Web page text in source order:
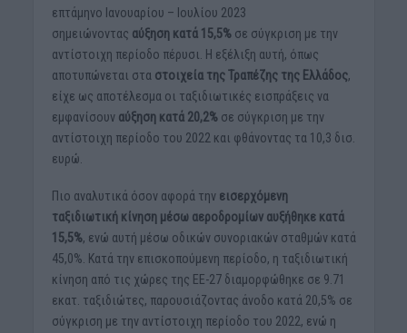
επτάμηνο Ιανουαρίου – Ιουλίου 2023
σημειώνοντας αύξηση κατά 15,5%σε σύγκριση με την
αντίστοιχη περίοδο πέρυσι. Η εξέλιξη αυτή, όπως
αποτυπώνεται στα στοιχεία της Τραπέζης της Ελλάδος,
είχε ως αποτέλεσμα οι ταξιδιωτικές εισπράξεις να
εμφανίσουν αύξηση κατά 20,2%σε σύγκριση με την
αντίστοιχη περίοδο του 2022 και φθάνοντας τα 10,3 δισ.
ευρώ.
Πιο αναλυτικά όσον αφορά την εισερχόμενη
ταξιδιωτική κίνηση μέσω αεροδρομίων αυξήθηκε κατά
15,5%, ενώ αυτή μέσω οδικών συνοριακών σταθμών κατά
45,0%. Κατά την επισκοπούμενη περίοδο, η ταξιδιωτική
κίνηση από τις χώρες της ΕΕ-27 διαμορφώθηκε σε 9.71
εκατ. ταξιδιώτες, παρουσιάζοντας άνοδο κατά 20,5% σε
σύγκριση με την αντίστοιχη περίοδο του 2022, ενώ η